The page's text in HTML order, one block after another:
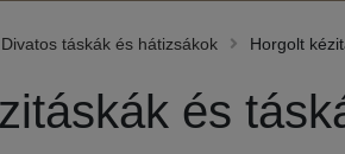
Divatos táskák és hátizsákok Horgolt
és